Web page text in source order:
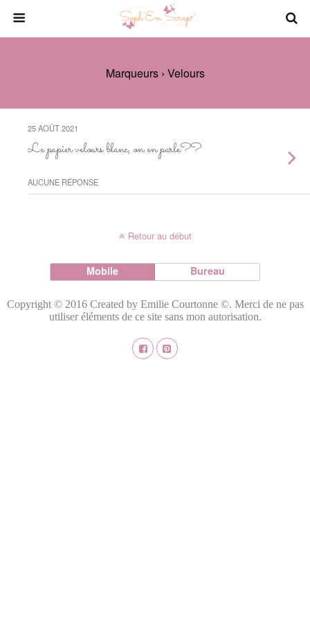
Marqueurs › Velours
25 AOÛT 2021
Le papier velours blanc, on en parle??
AUCUNE RÉPONSE
Retour au début
Mobile Bureau
Copyright © 2016 Created by Emilie Courtonne ©. Merci de ne pas
utiliser éléments de ce site sans mon autorisation.